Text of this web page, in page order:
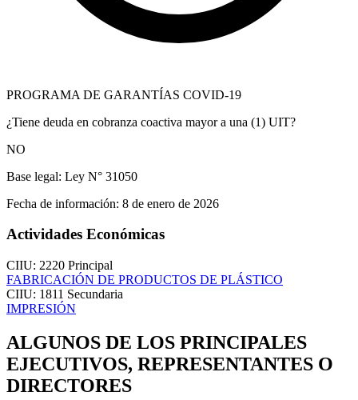
PROGRAMA DE GARANTÍAS COVID-19
¿Tiene deuda en cobranza coactiva mayor a una (1) UIT?
NO
Base legal: Ley N° 31050
Fecha de información: 8 de enero de 2026
Actividades Económicas
CIIU: 2220 Principal
FABRICACIÓN DE PRODUCTOS DE PLÁSTICO
CIIU: 1811 Secundaria
IMPRESIÓN
ALGUNOS DE LOS PRINCIPALES
EJECUTIVOS, REPRESENTANTES O
DIRECTORES